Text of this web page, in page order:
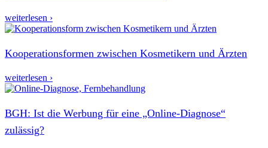
weiterlesen ›
Kooperationsformen zwischen Kosmetikern und Ärzten
weiterlesen ›
BGH: Ist die Werbung für eine „Online-Diagnose“
zulässig?